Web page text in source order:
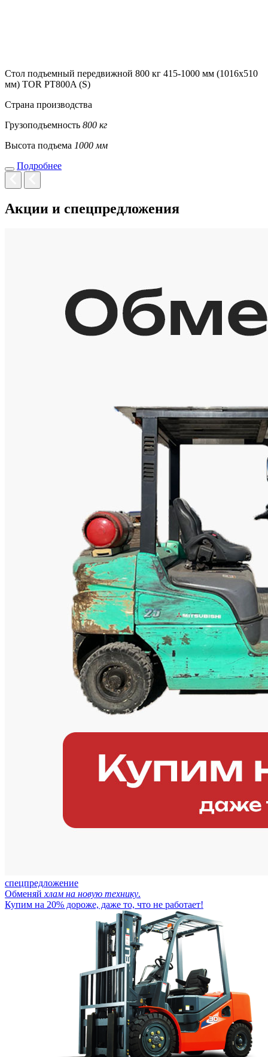
Стол подъемный передвижной 800 кг 415-1000 мм (1016х510
мм) TOR PT800A (S)
Страна производства
Грузоподъемность 800 кг
Высота подъема 1000 мм
Подробнее
Акции и спецпредложения
спецпредложение
Обменяйхлам на новую технику.
Купим на 20% дороже, даже то, что не работает!